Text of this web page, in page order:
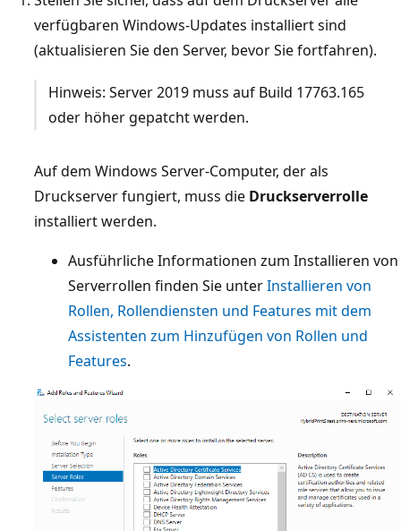
verfügbaren Windows-Updates installiert sind
(aktualisieren Sie den Server, bevor Sie fortfahren).
Hinweis: Server 2019 muss auf Build 17763.165
oder höher gepatcht werden.
Auf dem Windows Server-Computer, der als
Druckserver fungiert, muss die Druckserverrolle
installiert werden.
Ausführliche Informationen zum Installieren von
Serverrollen finden Sie unterInstallieren von
Rollen, Rollendiensten und Features mit dem
Assistenten zum Hinzufügen von Rollen und
Features.